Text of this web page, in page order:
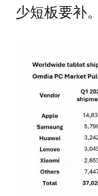
少短板要补。